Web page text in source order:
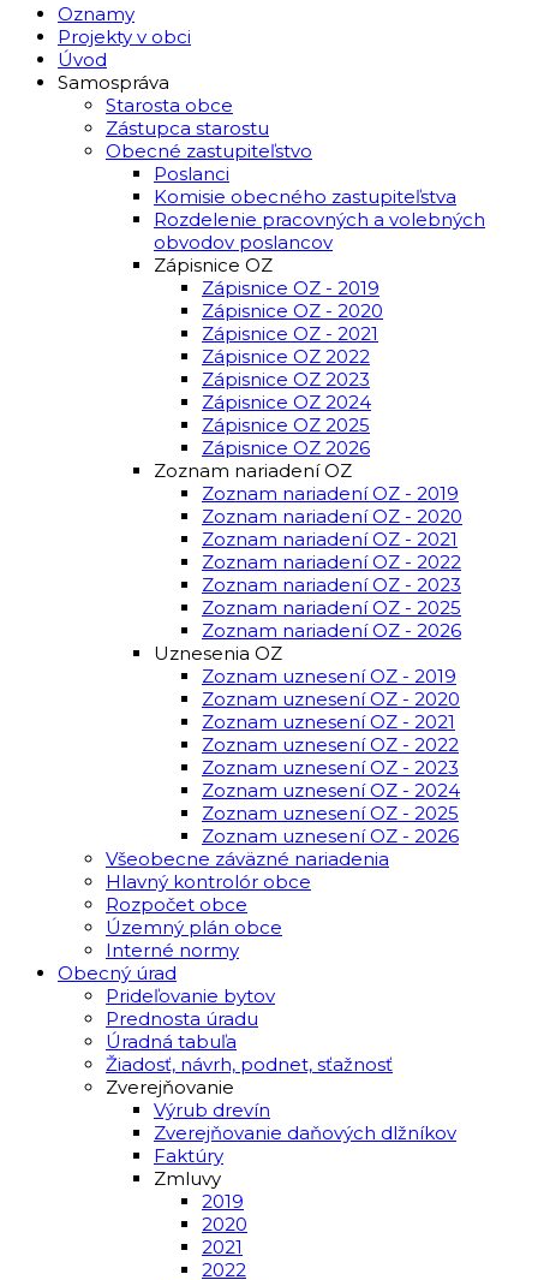
Oznamy
Projekty v obci
Úvod
Samospráva
Starosta obce
Zástupca starostu
Obecné zastupiteľstvo
Poslanci
Komisie obecného zastupiteľstva
Rozdelenie pracovných a volebných
obvodov poslancov
Zápisnice OZ
Zápisnice OZ - 2019
Zápisnice OZ - 2020
Zápisnice OZ - 2021
Zápisnice OZ 2022
Zápisnice OZ 2023
Zápisnice OZ 2024
Zápisnice OZ 2025
Zápisnice OZ 2026
Zoznam nariadení OZ
Zoznam nariadení OZ - 2019
Zoznam nariadení OZ - 2020
Zoznam nariadení OZ - 2021
Zoznam nariadení OZ - 2022
Zoznam nariadení OZ - 2023
Zoznam nariadení OZ - 2025
Zoznam nariadení OZ - 2026
Uznesenia OZ
Zoznam uznesení OZ - 2019
Zoznam uznesení OZ - 2020
Zoznam uznesení OZ - 2021
Zoznam uznesení OZ - 2022
Zoznam uznesení OZ - 2023
Zoznam uznesení OZ - 2024
Zoznam uznesení OZ - 2025
Zoznam uznesení OZ - 2026
Všeobecne záväzné nariadenia
Hlavný kontrolór obce
Rozpočet obce
Územný plán obce
Interné normy
Obecný úrad
Prideľovanie bytov
Prednosta úradu
Úradná tabuľa
Žiadosť, návrh, podnet, sťažnosť
Zverejňovanie
Výrub drevín
Zverejňovanie daňových dlžníkov
Faktúry
Zmluvy
2019
2020
2021
2022